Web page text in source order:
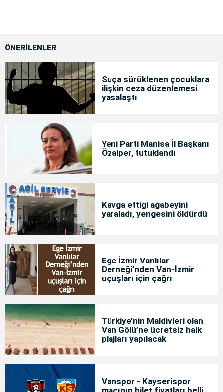
ÖNERİLENLER
Suça sürüklenen çocuklara
ilişkin ceza düzenlemesi
yasalaştı
Yeni Parti Manisa İl Başkanı
Özalper, tutuklandı
Kavga ettiği ağabeyini
yaraladı, yengesini öldürdü
Ege İzmir Vanlılar
Derneği’nden Van-İzmir
uçuşları için çağrı
Türkiye’nin Maldivleri olan
Van Gölü’ne ücretsiz halk
plajları yapılacak
Vanspor - Kayserispor
maçının bilet fiyatları belli